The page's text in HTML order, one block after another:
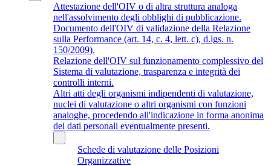
Attestazione dell'OIV o di altra struttura analoga
nell'assolvimento degli obblighi di pubblicazione.
Documento dell'OIV di validazione della Relazione
sulla Performance (art. 14, c. 4, lett. c), d.lgs. n.
150/2009).
Relazione dell'OIV sul funzionamento complessivo del
Sistema di valutazione, trasparenza e integrità dei
controlli interni.
Altri atti degli organismi indipendenti di valutazione,
nuclei di valutazione o altri organismi con funzioni
analoghe, procedendo all'indicazione in forma anonima
dei dati personali eventualmente presenti.
Schede di valutazione delle Posizioni
Organizzative